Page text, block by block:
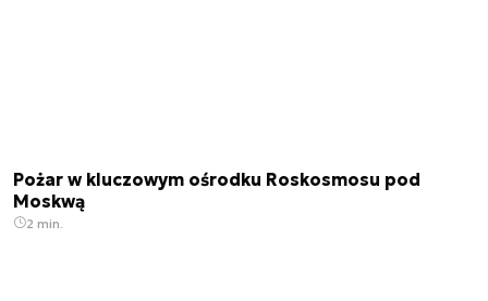
Pożar w kluczowym ośrodku Roskosmosu pod
Moskwą
2 min.